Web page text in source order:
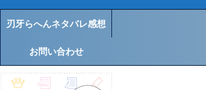
刃牙らへんネタバレ感想
お問い合わせ